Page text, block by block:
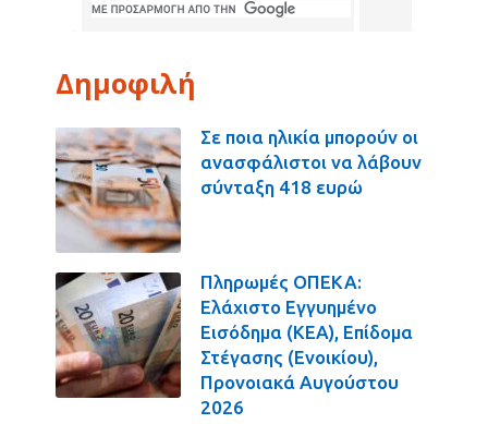
Δημοφιλή
Σε ποια ηλικία μπορούν οι
ανασφάλιστοι να λάβουν
σύνταξη 418 ευρώ
Πληρωμές ΟΠΕΚΑ:
Ελάχιστο Εγγυημένο
Εισόδημα (ΚΕΑ), Επίδομα
Στέγασης (Ενοικίου),
Προνοιακά Αυγούστου
2026